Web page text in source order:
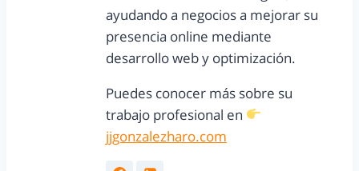
ayudando a negocios a mejorar su
presencia online mediante
desarrollo web y optimización.
Puedes conocer más sobre su
trabajo profesional en
jjgonzalezharo.com